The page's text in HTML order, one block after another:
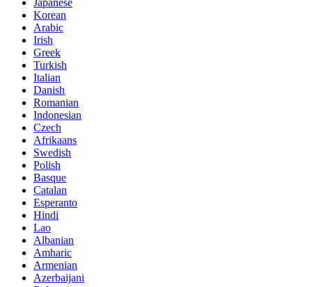
Japanese
Korean
Arabic
Irish
Greek
Turkish
Italian
Danish
Romanian
Indonesian
Czech
Afrikaans
Swedish
Polish
Basque
Catalan
Esperanto
Hindi
Lao
Albanian
Amharic
Armenian
Azerbaijani